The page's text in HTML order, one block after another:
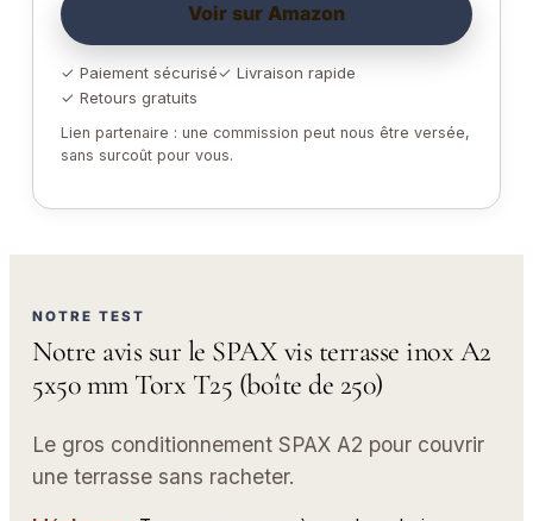
Voir sur Amazon
✓ Paiement sécurisé✓ Livraison rapide
✓ Retours gratuits
Lien partenaire : une commission peut nous être versée,
sans surcoût pour vous.
NOTRE TEST
Notre avis sur le SPAX vis terrasse inox A2
5x50 mm Torx T25 (boîte de 250)
Le gros conditionnement SPAX A2 pour couvrir
une terrasse sans racheter.